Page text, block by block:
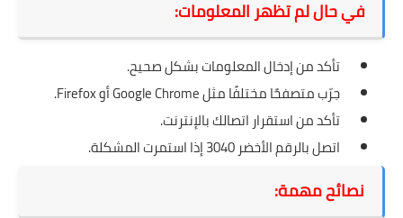
في حال لم تظهر المعلومات:
تأكد من إدخال المعلومات بشكل صحيح.
جرّب متصفحًا مختلفًا مثل Google Chrome أو Firefox.
تأكد من استقرار اتصالك بالإنترنت.
اتصل بالرقم الأخضر 3040 إذا استمرت المشكلة.
نصائح مهمة: